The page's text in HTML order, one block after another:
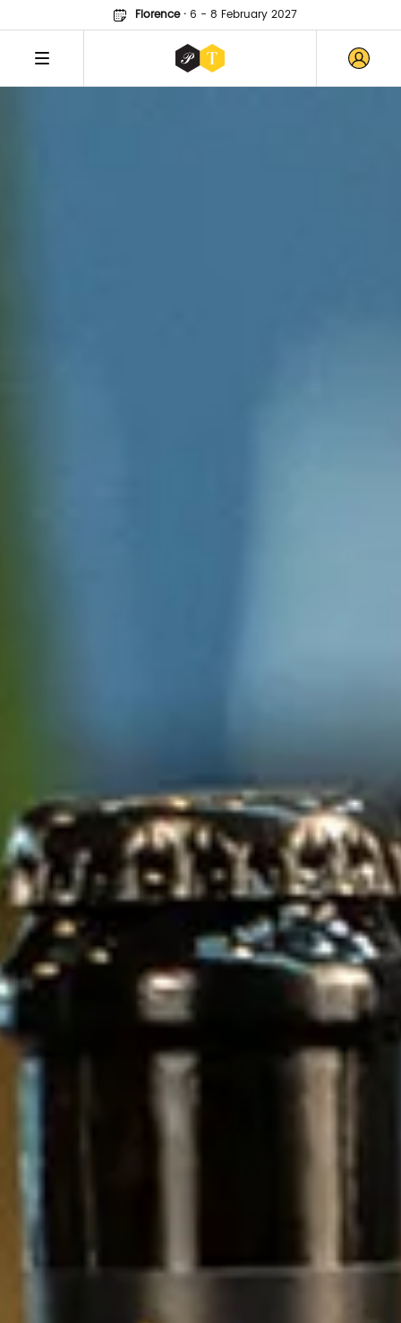
Florence· 6 - 8 February 2027